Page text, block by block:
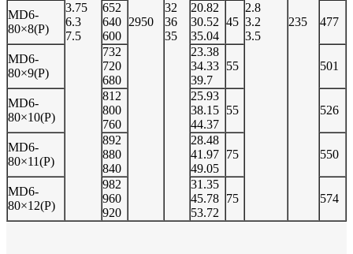
3.75
6.3
7.5
2950
32
36
35
2.8
3.2
3.5
235
MD6-
80×8(P)
652
640
600
20.82
30.52
35.04
45 477
MD6-
80×9(P)
732
720
680
23.38
34.33
39.7
55 501
MD6-
80×10(P)
812
800
760
25.93
38.15
44.37
55 526
MD6-
80×11(P)
892
880
840
28.48
41.97
49.05
75 550
MD6-
80×12(P)
982
960
920
31.35
45.78
53.72
75 574